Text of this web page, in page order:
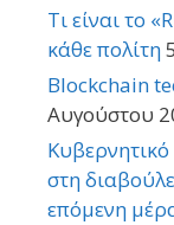
Τι είναι το
κάθε πολίτη
Blockchain
Αυγούστου
στη
επόμενη